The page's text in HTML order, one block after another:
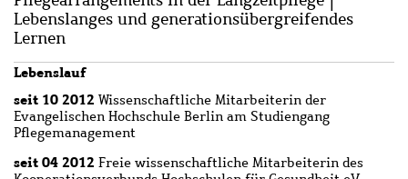
Lebenslanges und generationsübergreifendes
Lernen
Lebenslauf
seit 10 2012 Wissenschaftliche Mitarbeiterin der
Evangelischen Hochschule Berlin am Studiengang
Pflegemanagement
seit 04 2012 Freie wissenschaftliche Mitarbeiterin des